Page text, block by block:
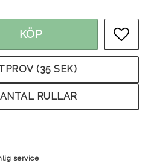
KÖP
RULLAR
(35 SEK)
service